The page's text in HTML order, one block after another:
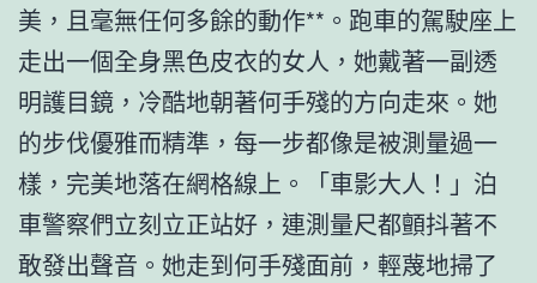
美，且毫無任何多餘的動作**。跑車的駕駛座上
走出一個全身黑色皮衣的女人，她戴著一副透
明護目鏡，冷酷地朝著何手殘的方向走來。她
的步伐優雅而精準，每一步都像是被測量過一
樣，完美地落在網格線上。「車影大人！」泊
車警察們立刻立正站好，連測量尺都顫抖著不
敢發出聲音。她走到何手殘面前，輕蔑地掃了